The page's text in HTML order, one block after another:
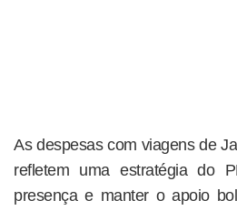
As despesas com viagens de
refletem uma estratégia do
presença e manter o apoio